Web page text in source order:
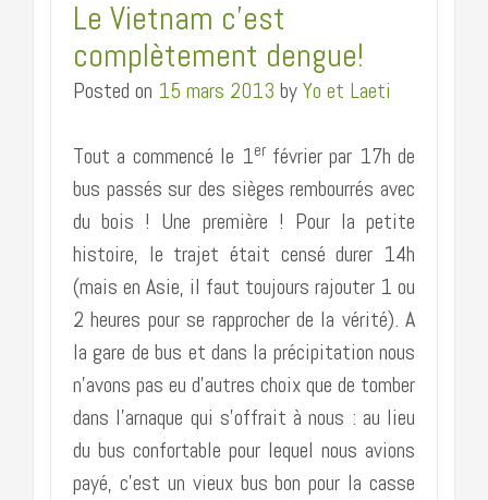
Le Vietnam c’est
complètement dengue!
Posted on 15 mars 2013 byYo et Laeti
Tout a commencé le 1erfévrier par 17h de
bus passés sur des sièges rembourrés avec
du bois ! Une première ! Pour la petite
histoire, le trajet était censé durer 14h
(mais en Asie, il faut toujours rajouter 1 ou
2 heures pour se rapprocher de la vérité). A
la gare de bus et dans la précipitation nous
n’avons pas eu d’autres choix que de tomber
dans l’arnaque qui s’offrait à nous : au lieu
du bus confortable pour lequel nous avions
payé, c’est un vieux bus bon pour la casse